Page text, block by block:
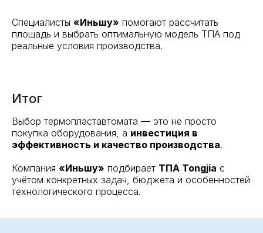
Специалисты «Иньшу» помогают рассчитать
площадь и выбрать оптимальную модель ТПА под
реальные условия производства.
Итог
Выбор термопластавтомата — это не просто
покупка оборудования, а инвестиция в
эффективность и качество производства.
Компания «Иньшу» подбирает ТПА Tongjia с
учётом конкретных задач, бюджета и особенностей
технологического процесса.